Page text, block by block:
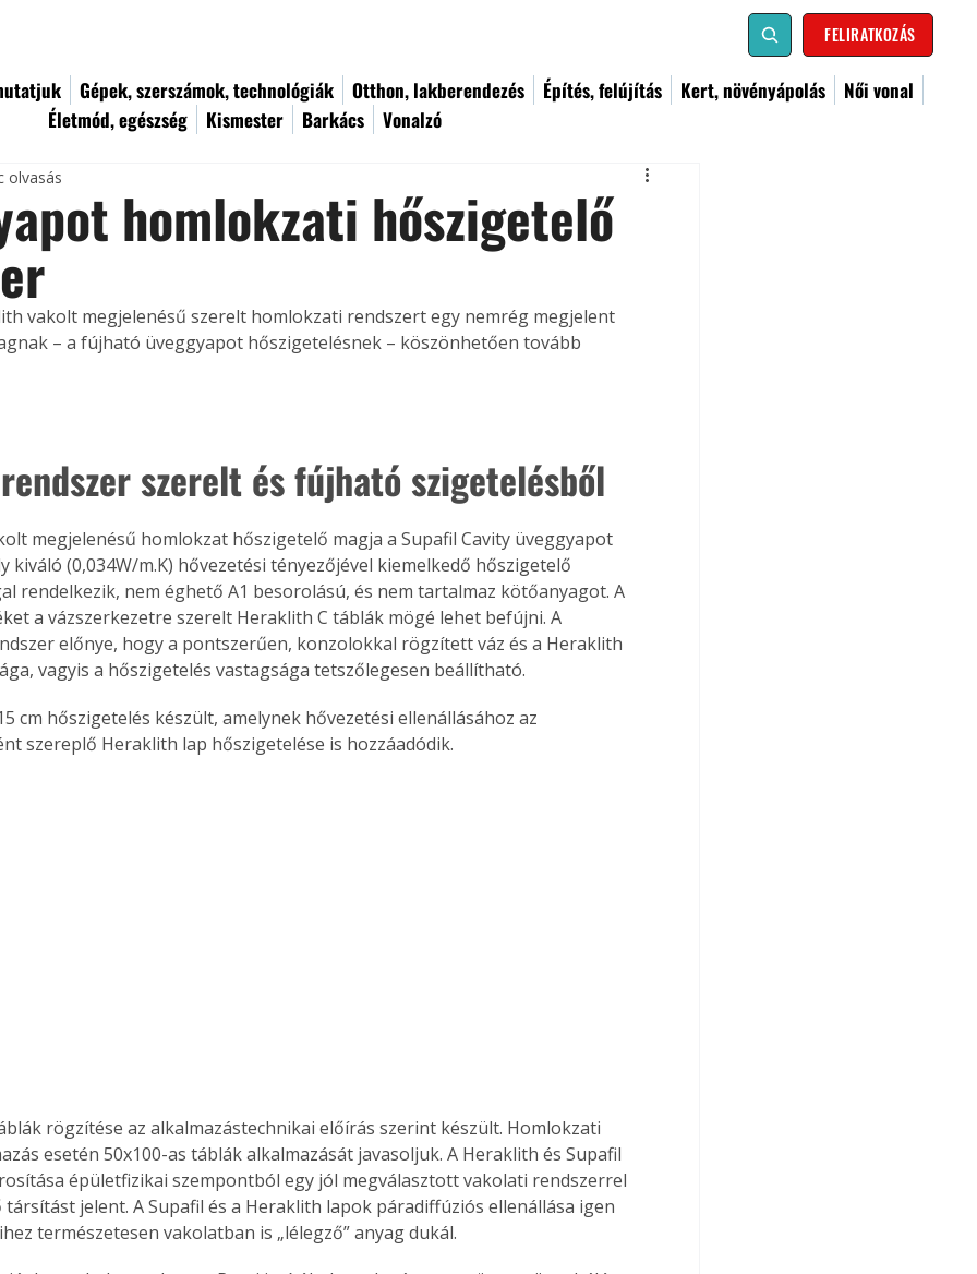
FELIRATKOZÁS
Gépek, szerszámok, technológiák Otthon, lakberendezés Építés, felújítás Kert, növényápolás
Női vonal
Életmód, egészség
Kismester Barkács Vonalzó
homlokzati hőszigetelő
olvasás
vakolt megjelenésű szerelt homlokzati rendszert egy nemrég megjelent
– a fújható üveggyapot hőszigetelésnek – köszönhetően tovább
szerelt és fújható szigetelésből
megjelenésű homlokzat hőszigetelő magja a Supafil Cavity üveggyapot
kiváló (0,034W/m.K) hővezetési tényezőjével kiemelkedő hőszigetelő
rendelkezik, nem éghető A1 besorolású, és nem tartalmaz kötőanyagot. A
a vázszerkezetre szerelt Heraklith C táblák mögé lehet befújni. A
előnye, hogy a pontszerűen, konzolokkal rögzített váz és a Heraklith
vagyis a hőszigetelés vastagsága tetszőlegesen beállítható.
cm hőszigetelés készült, amelynek hővezetési ellenállásához az
szereplő Heraklith lap hőszigetelése is hozzáadódik.
rögzítése az alkalmazástechnikai előírás szerint készült. Homlokzati
esetén 50x100-as táblák alkalmazását javasoljuk. A Heraklith és Supafil
épületfizikai szempontból egy jól megválasztott vakolati rendszerrel
társítást jelent. A Supafil és a Heraklith lapok páradiffúziós ellenállása igen
természetesen vakolatban is „lélegző” anyag dukál.